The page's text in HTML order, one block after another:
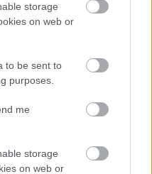
storage
on web or
to be sent to
purposes.
me
storage
on web or
Στα 446,87 ευρώ
ρυθμίσεις